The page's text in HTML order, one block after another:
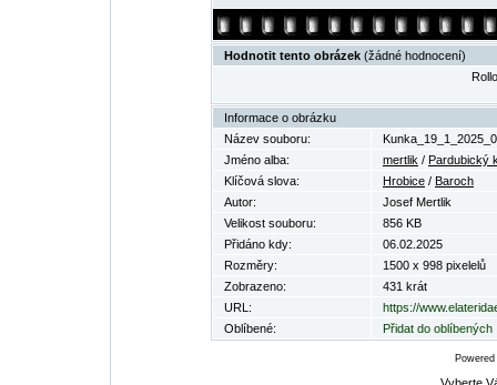
Hodnotit tento obrázek (žádné hodnocení)
Informace o obrázku
Název souboru:
Jméno alba:
mertlik / Pardubický
Klíčová slova:
Hrobice / Baroch
Autor:
Josef Mertlik
Velikost souboru:
856 KB
Přidáno kdy:
06.02.2025
Rozměry:
1500 x 998 pixelelů
Zobrazeno:
431 krát
URL:
https://
Oblíbené:
Přidat do oblíbených